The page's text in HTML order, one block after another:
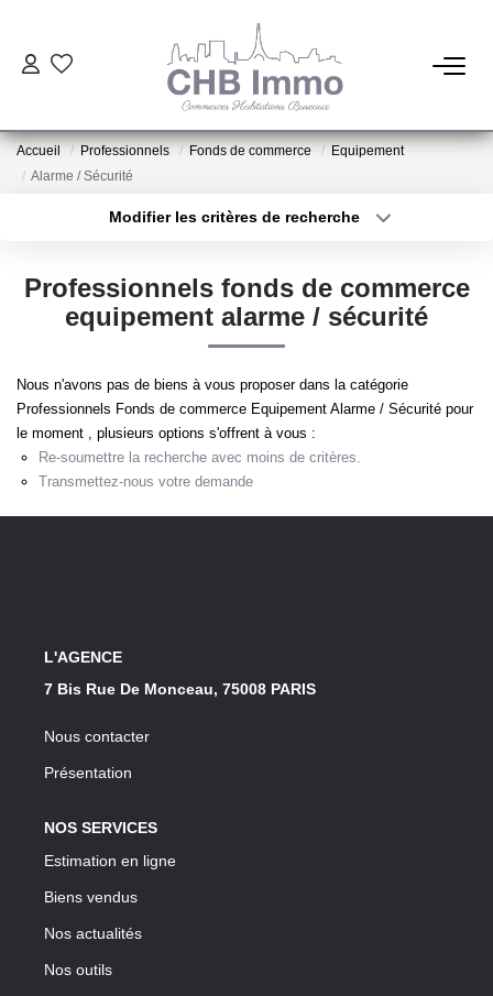
ESTIMATION
LOCATIONS
NOTRE AGENCE
Accueil Professionnels Fonds de commerce
Equipement
Alarme / Sécurité
Modifier les critères de recherche
Sélectionnez...
Type de bien
Surface min
Créer une alerte
Professionnels fonds de commerce
equipement alarme / sécurité
Nous n'avons pas de biens à vous proposer dans la catégorie
Professionnels Fonds de commerce Equipement Alarme / Sécurité pour
le moment , plusieurs options s'offrent à vous :
Re-soumettre la recherche avec moins de critères.
Transmettez-nous votre demande
L'AGENCE
7 Bis Rue De Monceau, 75008 PARIS
Nous contacter
Présentation
NOS SERVICES
Estimation en ligne
Biens vendus
Nos actualités
Nos outils